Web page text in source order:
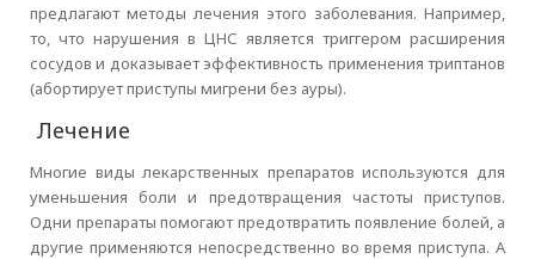
предлагают методы лечения этого заболевания. Например,
то, что нарушения в ЦНС является триггером расширения
сосудов и доказывает эффективность применения триптанов
(абортирует приступы мигрени без ауры).
Лечение
Многие виды лекарственных препаратов используются для
уменьшения боли и предотвращения частоты приступов.
Одни препараты помогают предотвратить появление болей, а
другие применяются непосредственно во время приступа. А